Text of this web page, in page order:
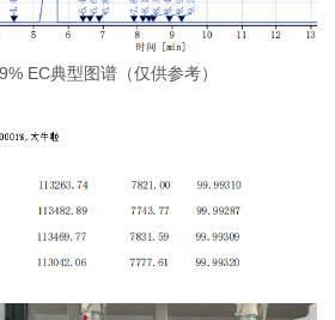
EC典型图谱（仅供参考）